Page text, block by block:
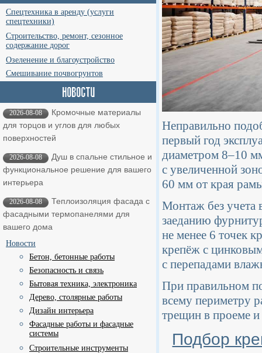
Спецтехника в аренду (услуги
спецтехники)
Строительство, ремонт, сезонное
содержание дорог
Озеленение и благоустройство
Смешивание почвогрунтов
2026-08-08
Кромочные материалы
для торцов и углов для любых
поверхностей
2026-08-08
Душ в спальне стильное и
функциональное решение для вашего
интерьера
2026-08-08
Теплоизоляция фасада с
фасадными термопанелями для
вашего дома
Новости
Бетон, бетонные работы
Безопасность и связь
Бытовая техника, электроника
Дерево, столярные работы
Дизайн интерьера
Фасадные работы и фасадные
системы
Строительные инструменты
Неправильно
первый год
диаметром 8–10
с увеличенной
60 мм от края
Монтаж без учета
заеданию
не менее 6 точек
крепёж с
с перепадами
При правильном
всему периметру
трещин в проеме и
Подбор